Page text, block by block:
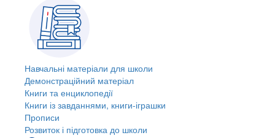
Навчальні матеріали для школи
Демонстраційний матеріал
Книги та енциклопедії
Книги із завданнями, книги-іграшки
Прописи
Розвиток і підготовка до школи